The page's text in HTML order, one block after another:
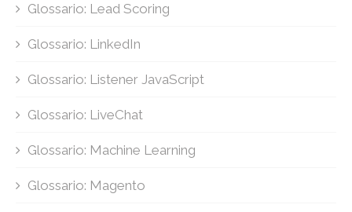
Glossario: Lead Scoring
Glossario: LinkedIn
Glossario: Listener JavaScript
Glossario: LiveChat
Glossario: Machine Learning
Glossario: Magento